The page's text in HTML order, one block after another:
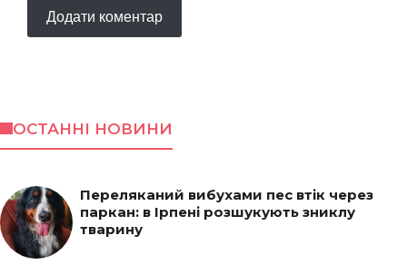
ОСТАННІ НОВИНИ
Переляканий вибухами пес втік через
паркан: в Ірпені розшукують зниклу
тварину